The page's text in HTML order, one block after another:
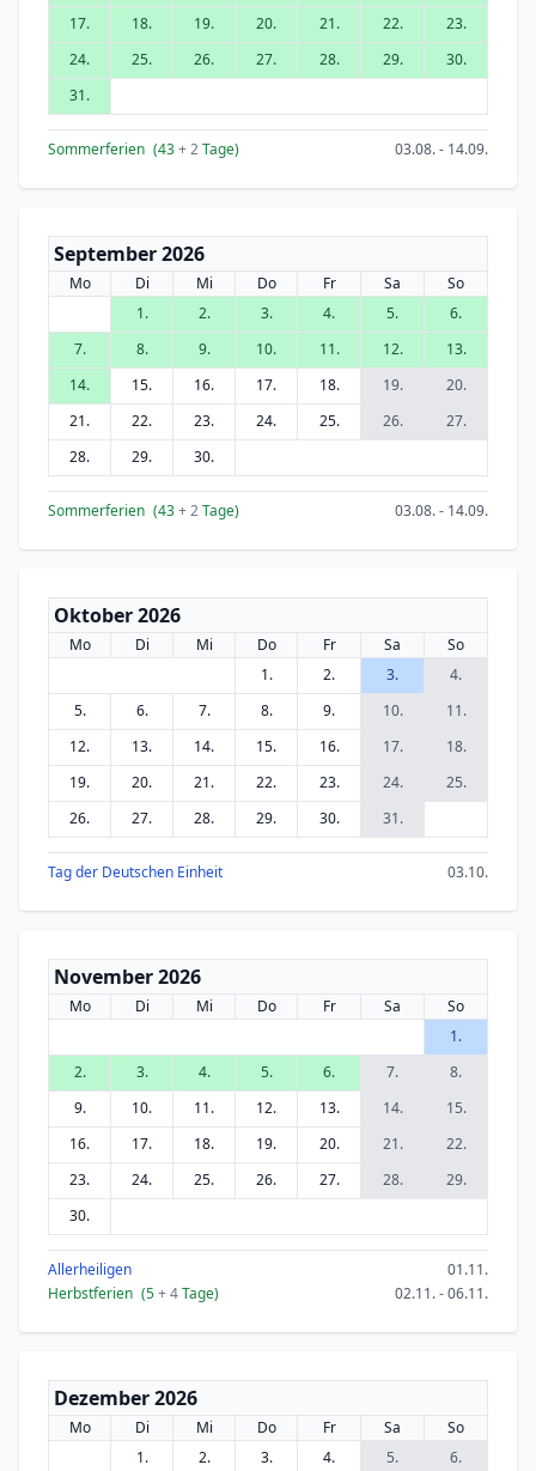
17.
18. 19. 20. 21. 22.
23.
24.
25. 26. 27. 28. 29.
30.
31.
Sommerferien (43+ 2Tage) 03.08. - 14.09.
September 2026
Mo Di Mi Do Fr Sa
So
1.
2. 3. 4. 5.
6.
7.
8. 9. 10. 11. 12.
13.
14.
15. 16. 17. 18. 19.
20.
21.
22. 23. 24. 25. 26.
27.
28.
29. 30.
Sommerferien (43+ 2Tage) 03.08. - 14.09.
Oktober 2026
Mo Di Mi Do Fr Sa
So
1.
2. 3.
4.
5.
6. 7. 8. 9. 10.
11.
12.
13. 14. 15. 16. 17.
18.
19.
20. 21. 22. 23. 24.
25.
26.
27. 28. 29. 30. 31.
Tag der Deutschen Einheit 03.10.
November 2026
Mo Di Mi Do Fr Sa
So
1.
2.
3. 4. 5. 6. 7.
8.
9.
10. 11. 12. 13. 14.
15.
16.
17. 18. 19. 20. 21.
22.
23.
24. 25. 26. 27. 28.
29.
30.
Allerheiligen
01.11.
Herbstferien (5+ 4Tage) 02.11. - 06.11.
Dezember 2026
Mo Di Mi Do Fr Sa
So
1.
2. 3. 4. 5.
6.